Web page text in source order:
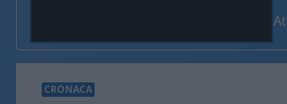
CRONACA